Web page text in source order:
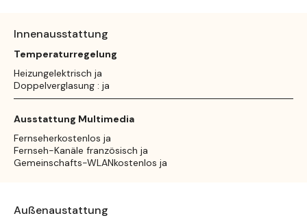
Innenausstattung
Temperaturregelung
Heizungelektrisch ja
Doppelverglasung : ja
Ausstattung Multimedia
Fernseherkostenlos ja
Fernseh-Kanäle französisch ja
Gemeinschafts-WLANkostenlos ja
Außenaustattung